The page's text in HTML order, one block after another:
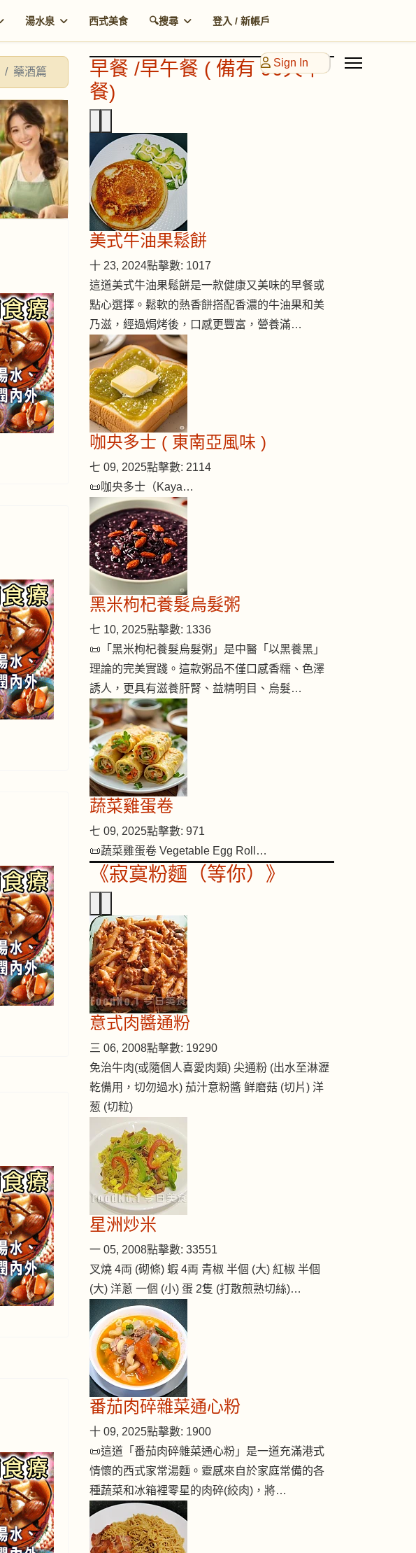
湯水泉 西式美食 🔍搜尋 登入 / 新帳戶
Sign In
藥酒篇
早餐 /早午餐 ( 備有 90天早
餐)
美式牛油果鬆餅
十 23, 2024點擊數: 1017
這道美式牛油果鬆餅是一款健康又美味的早餐或
點心選擇。鬆軟的熱香餅搭配香濃的牛油果和美
乃滋，經過焗烤後，口感更豐富，營養滿…
咖央多士 ( 東南亞風味 )
七 09, 2025點擊數: 2114
📜咖央多士（Kaya…
黑米枸杞養髮烏髮粥
七 10, 2025點擊數: 1336
📜「黑米枸杞養髮烏髮粥」是中醫「以黑養黑」
理論的完美實踐。這款粥品不僅口感香糯、色澤
誘人，更具有滋養肝腎、益精明目、烏髮…
蔬菜雞蛋卷
七 09, 2025點擊數: 971
📜蔬菜雞蛋卷 Vegetable Egg Roll…
《寂寞粉麵（等你）》
意式肉醬通粉
三 06, 2008點擊數: 19290
免治牛肉(或隨個人喜愛肉類) 尖通粉 (出水至淋瀝
乾備用，切勿過水) 茄汁意粉醬 鲜磨菇 (切片) 洋
葱 (切粒)
星洲炒米
一 05, 2008點擊數: 33551
叉燒 4両 (砌條) 蝦 4両 青椒 半個 (大) 紅椒 半個
(大) 洋蔥 一個 (小) 蛋 2隻 (打散煎熟切絲)…
番茄肉碎雜菜通心粉
十 09, 2025點擊數: 1900
📜這道「番茄肉碎雜菜通心粉」是一道充滿港式
情懷的西式家常湯麵。靈感來自於家庭常備的各
種蔬菜和冰箱裡零星的肉碎(絞肉)，將…